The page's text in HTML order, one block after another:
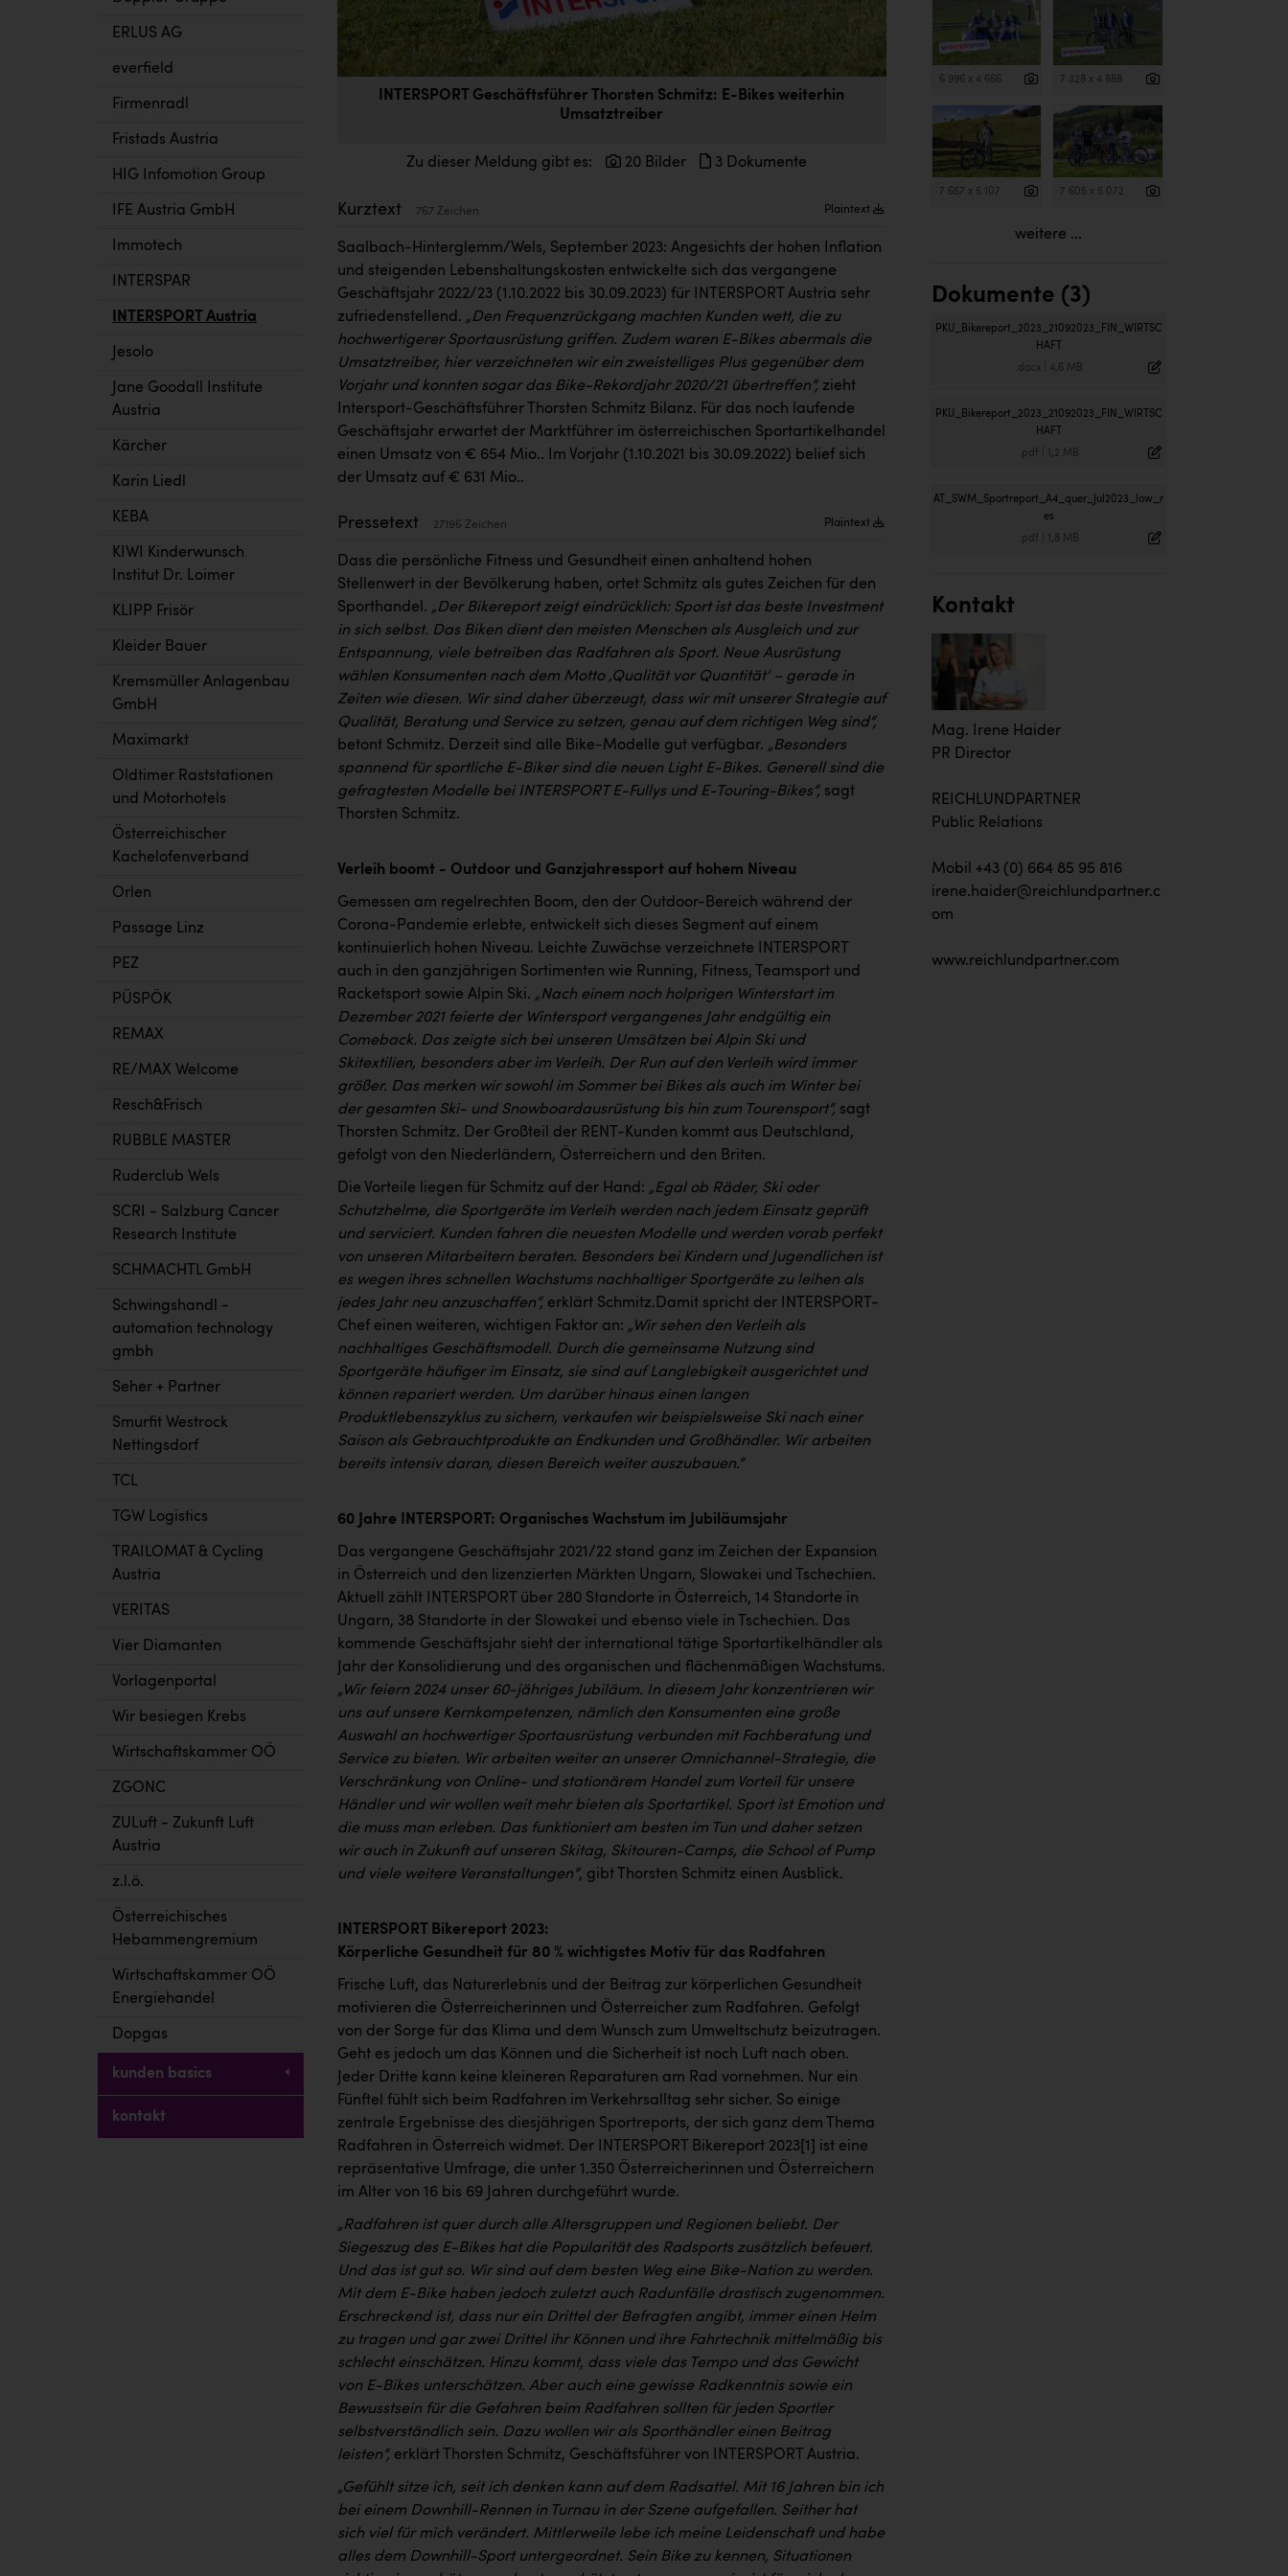
ERLUS AG
everfield
Firmenradl
Fristads Austria
HIG Infomotion Group
IFE Austria GmbH
Immotech
INTERSPAR
INTERSPORT Austria
Jesolo
Jane Goodall Institute
Austria
Kärcher
Karin Liedl
KEBA
KIWI Kinderwunsch
Institut Dr. Loimer
KLIPP Frisör
Kleider Bauer
Kremsmüller Anlagenbau
GmbH
Maximarkt
Oldtimer Raststationen
und Motorhotels
Österreichischer
Kachelofenverband
Orlen
Passage Linz
PEZ
PÜSPÖK
REMAX
RE/MAX Welcome
Resch&Frisch
RUBBLE MASTER
Ruderclub Wels
SCRI - Salzburg Cancer
Research Institute
SCHMACHTL GmbH
Schwingshandl -
automation technology
gmbh
Seher + Partner
Smurfit Westrock
Nettingsdorf
TCL
TGW Logistics
TRAILOMAT & Cycling
Austria
VERITAS
Vier Diamanten
Vorlagenportal
Wir besiegen Krebs
Wirtschaftskammer OÖ
ZGONC
ZULuft - Zukunft Luft
Austria
z.l.ö.
Österreichisches
Hebammengremium
Wirtschaftskammer OÖ
Energiehandel
Dopgas
kunden basics
kontakt
INTERSPORT Geschäftsführer Thorsten Schmitz: E-Bikes weiterhin
Umsatztreiber
Zu dieser Meldung gibt es: 20 Bilder 3 Dokumente
Kurztext 767 Zeichen Plaintext
Saalbach-Hinterglemm/Wels, September 2023: Angesichts der hohen Inflation
und steigenden Lebenshaltungskosten entwickelte sich das vergangene
Geschäftsjahr 2022/23 (1.10.2022 bis 30.09.2023) für INTERSPORT Austria sehr
zufriedenstellend. „Den Frequenzrückgang machten Kunden wett, die zu
hochwertigerer Sportausrüstung griffen. Zudem waren E-Bikes abermals die
Umsatztreiber, hier verzeichneten wir ein zweistelliges Plus gegenüber dem
Vorjahr und konnten sogar das Bike-Rekordjahr 2020/21 übertreffen“, zieht
Intersport-Geschäftsführer Thorsten Schmitz Bilanz. Für das noch laufende
Geschäftsjahr erwartet der Marktführer im österreichischen Sportartikelhandel
einen Umsatz von € 654 Mio.. Im Vorjahr (1.10.2021 bis 30.09.2022) belief sich
der Umsatz auf € 631 Mio..
Pressetext 27196 Zeichen Plaintext
Dass die persönliche Fitness und Gesundheit einen anhaltend hohen
Stellenwert in der Bevölkerung haben, ortet Schmitz als gutes Zeichen für den
Sporthandel. „Der Bikereport zeigt eindrücklich: Sport ist das beste Investment
in sich selbst. Das Biken dient den meisten Menschen als Ausgleich und zur
Entspannung, viele betreiben das Radfahren als Sport. Neue Ausrüstung
wählen Konsumenten nach dem Motto ‚Qualität vor Quantität‘ – gerade in
Zeiten wie diesen. Wir sind daher überzeugt, dass wir mit unserer Strategie auf
Qualität, Beratung und Service zu setzen, genau auf dem richtigen Weg sind“,
betont Schmitz. Derzeit sind alle Bike-Modelle gut verfügbar. „Besonders
spannend für sportliche E-Biker sind die neuen Light E-Bikes. Generell sind die
gefragtesten Modelle bei INTERSPORT E-Fullys und E-Touring-Bikes“, sagt
Thorsten Schmitz.
Verleih boomt - Outdoor und Ganzjahressport auf hohem Niveau
Gemessen am regelrechten Boom, den der Outdoor-Bereich während der
Corona-Pandemie erlebte, entwickelt sich dieses Segment auf einem
kontinuierlich hohen Niveau. Leichte Zuwächse verzeichnete INTERSPORT
auch in den ganzjährigen Sortimenten wie Running, Fitness, Teamsport und
Racketsport sowie Alpin Ski. „Nach einem noch holprigen Winterstart im
Dezember 2021 feierte der Wintersport vergangenes Jahr endgültig ein
Comeback. Das zeigte sich bei unseren Umsätzen bei Alpin Ski und
Skitextilien, besonders aber im Verleih. Der Run auf den Verleih wird immer
größer. Das merken wir sowohl im Sommer bei Bikes als auch im Winter bei
der gesamten Ski- und Snowboardausrüstung bis hin zum Tourensport“, sagt
Thorsten Schmitz. Der Großteil der RENT-Kunden kommt aus Deutschland,
gefolgt von den Niederländern, Österreichern und den Briten.
Die Vorteile liegen für Schmitz auf der Hand: „Egal ob Räder, Ski oder
Schutzhelme, die Sportgeräte im Verleih werden nach jedem Einsatz geprüft
und serviciert. Kunden fahren die neuesten Modelle und werden vorab perfekt
von unseren Mitarbeitern beraten. Besonders bei Kindern und Jugendlichen ist
es wegen ihres schnellen Wachstums nachhaltiger Sportgeräte zu leihen als
jedes Jahr neu anzuschaffen“, erklärt Schmitz.Damit spricht der INTERSPORT-
Chef einen weiteren, wichtigen Faktor an: „Wir sehen den Verleih als
nachhaltiges Geschäftsmodell. Durch die gemeinsame Nutzung sind
Sportgeräte häufiger im Einsatz, sie sind auf Langlebigkeit ausgerichtet und
können repariert werden. Um darüber hinaus einen langen
Produktlebenszyklus zu sichern, verkaufen wir beispielsweise Ski nach einer
Saison als Gebrauchtprodukte an Endkunden und Großhändler. Wir arbeiten
bereits intensiv daran, diesen Bereich weiter auszubauen.“
60 Jahre INTERSPORT: Organisches Wachstum im Jubiläumsjahr
Das vergangene Geschäftsjahr 2021/22 stand ganz im Zeichen der Expansion
in Österreich und den lizenzierten Märkten Ungarn, Slowakei und Tschechien.
Aktuell zählt INTERSPORT über 280 Standorte in Österreich, 14 Standorte in
Ungarn, 38 Standorte in der Slowakei und ebenso viele in Tschechien. Das
kommende Geschäftsjahr sieht der international tätige Sportartikelhändler als
Jahr der Konsolidierung und des organischen und flächenmäßigen Wachstums.
„Wir feiern 2024 unser 60-jähriges Jubiläum. In diesem Jahr konzentrieren wir
uns auf unsere Kernkompetenzen, nämlich den Konsumenten eine große
Auswahl an hochwertiger Sportausrüstung verbunden mit Fachberatung und
Service zu bieten. Wir arbeiten weiter an unserer Omnichannel-Strategie, die
Verschränkung von Online- und stationärem Handel zum Vorteil für unsere
Händler und wir wollen weit mehr bieten als Sportartikel. Sport ist Emotion und
die muss man erleben. Das funktioniert am besten im Tun und daher setzen
wir auch in Zukunft auf unseren Skitag, Skitouren-Camps, die School of Pump
und viele weitere Veranstaltungen“, gibt Thorsten Schmitz einen Ausblick.
INTERSPORT Bikereport 2023:
Körperliche Gesundheit für 80 % wichtigstes Motiv für das Radfahren
Frische Luft, das Naturerlebnis und der Beitrag zur körperlichen Gesundheit
motivieren die Österreicherinnen und Österreicher zum Radfahren. Gefolgt
von der Sorge für das Klima und dem Wunsch zum Umweltschutz beizutragen.
Geht es jedoch um das Können und die Sicherheit ist noch Luft nach oben.
Jeder Dritte kann keine kleineren Reparaturen am Rad vornehmen. Nur ein
Fünftel fühlt sich beim Radfahren im Verkehrsalltag sehr sicher. So einige
zentrale Ergebnisse des diesjährigen Sportreports, der sich ganz dem Thema
Radfahren in Österreich widmet. Der INTERSPORT Bikereport 2023 [1]
ist eine
repräsentative Umfrage, die unter 1.350 Österreicherinnen und Österreichern
im Alter von 16 bis 69 Jahren durchgeführt wurde.
„Radfahren ist quer durch alle Altersgruppen und Regionen beliebt. Der
Siegeszug des E-Bikes hat die Popularität des Radsports zusätzlich befeuert.
Und das ist gut so. Wir sind auf dem besten Weg eine Bike-Nation zu werden.
Mit dem E-Bike haben jedoch zuletzt auch Radunfälle drastisch zugenommen.
Erschreckend ist, dass nur ein Drittel der Befragten angibt, immer einen Helm
zu tragen und gar zwei Drittel ihr Können und ihre Fahrtechnik mittelmäßig bis
schlecht einschätzen. Hinzu kommt, dass viele das Tempo und das Gewicht
von E-Bikes unterschätzen. Aber auch eine gewisse Radkenntnis sowie ein
Bewusstsein für die Gefahren beim Radfahren sollten für jeden Sportler
selbstverständlich sein. Dazu wollen wir als Sporthändler einen Beitrag
leisten“, erklärt Thorsten Schmitz, Geschäftsführer von INTERSPORT Austria.
„Gefühlt sitze ich, seit ich denken kann auf dem Radsattel. Mit 16 Jahren bin ich
bei einem Downhill-Rennen in Turnau in der Szene aufgefallen. Seither hat
sich viel für mich verändert. Mittlerweile lebe ich meine Leidenschaft und habe
alles dem Downhill-Sport untergeordnet. Sein Bike zu kennen, Situationen
6 996 x 4 666 7 328 x 4 888
7 657 x 5 107 7 605 x 5 072
weitere ...
Dokumente (3)
PKU_Bikereport_2023_21092023_FIN_WIRTSC
HAFT
.docx| 4,6 MB
PKU_Bikereport_2023_21092023_FIN_WIRTSC
HAFT
.pdf 1,2 MB
AT_SWM_Sportreport_A4_quer_Jul2023_low_r
es
.pdf 1,8 MB
Kontakt
Mag. Irene Haider
PR Director
REICHLUNDPARTNER
Public Relations
Mobil +43 (0) 664 85 95 816
irene.haider@reichlundpartner.c
om
www.reichlundpartner.com